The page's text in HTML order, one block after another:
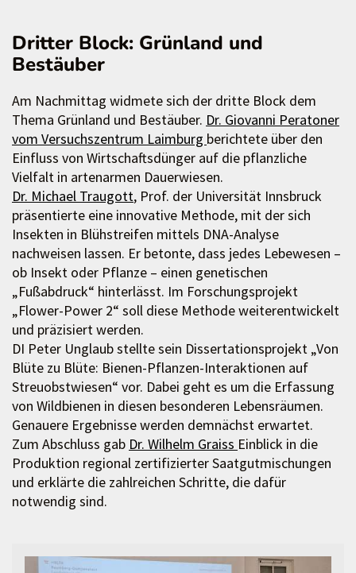
Dritter Block: Grünland und
Bestäuber
Am Nachmittag widmete sich der dritte Block dem
Thema Grünland und Bestäuber. Dr. Giovanni Peratoner
vom Versuchszentrum Laimburg berichtete über den
Einfluss von Wirtschaftsdünger auf die pflanzliche
Vielfalt in artenarmen Dauerwiesen.
Dr. Michael Traugott, Prof. der Universität Innsbruck
präsentierte eine innovative Methode, mit der sich
Insekten in Blühstreifen mittels DNA-Analyse
nachweisen lassen. Er betonte, dass jedes Lebewesen –
ob Insekt oder Pflanze – einen genetischen
„Fußabdruck“ hinterlässt. Im Forschungsprojekt
„Flower-Power 2“ soll diese Methode weiterentwickelt
und präzisiert werden.
DI Peter Unglaub stellte sein Dissertationsprojekt „Von
Blüte zu Blüte: Bienen-Pflanzen-Interaktionen auf
Streuobstwiesen“ vor. Dabei geht es um die Erfassung
von Wildbienen in diesen besonderen Lebensräumen.
Genauere Ergebnisse werden demnächst erwartet.
Zum Abschluss gab Dr. Wilhelm Graiss Einblick in die
Produktion regional zertifizierter Saatgutmischungen
und erklärte die zahlreichen Schritte, die dafür
notwendig sind.